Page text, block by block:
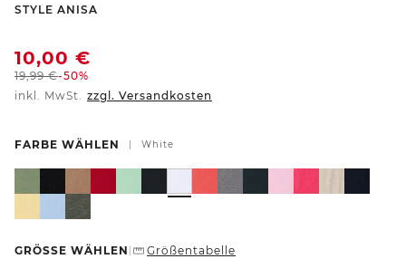
-
STYLE ANISA
10,00 €
19,99€-50%
inkl. MwSt. zzgl. Versandkosten
FARBE WÄHLEN White
GRÖSSE WÄHLEN Größentabelle